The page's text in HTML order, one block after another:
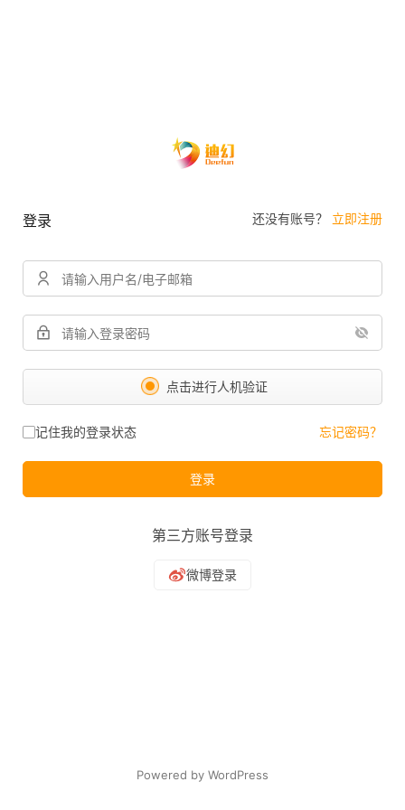
登录 还没有账号？ 立即注册
点击进行人机验证
记住我的登录状态 忘记密码？
登录
第三方账号登录
Powered by WordPress